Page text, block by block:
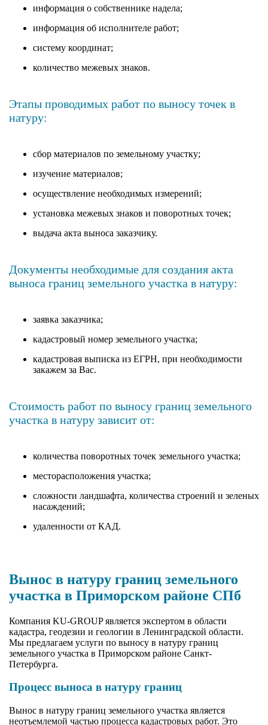
информация о собственнике надела;
информация об исполнителе работ;
систему координат;
количество межевых знаков.
Этапы проводимых работ по выносу точек в
натуру:
сбор материалов по земельному участку;
изучение материалов;
осуществление необходимых измерений;
установка межевых знаков и поворотных точек;
выдача акта выноса заказчику.
Документы необходимые для создания акта
выноса границ земельного участка в натуру:
заявка заказчика;
кадастровый номер земельного участка;
кадастровая выписка из ЕГРН, при необходимости
закажем за Вас.
Стоимость работ по выносу границ земельного
участка в натуру зависит от:
количества поворотных точек земельного участка;
месторасположения участка;
сложности ландшафта, количества строений и зеленых
насаждений;
удаленности от КАД.
Вынос в натуру границ земельного
участка в Приморском районе СПб
Компания KU-GROUP является экспертом в области
кадастра, геодезии и геологии в Ленинградской области.
Мы предлагаем услуги по выносу в натуру границ
земельного участка в Приморском районе Санкт-
Петербурга.
Процесс выноса в натуру границ
Вынос в натуру границ земельного участка является
неотъемлемой частью процесса кадастровых работ. Это